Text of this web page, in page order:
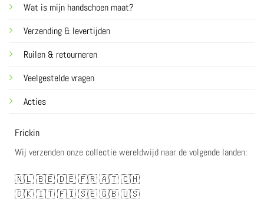
Wat is mijn handschoen maat?
Verzending & levertijden
Ruilen & retourneren
Veelgestelde vragen
Acties
Frickin
Wij verzenden onze collectie wereldwijd naar de volgende landen:
🇳🇱🇧🇪🇩🇪🇫🇷🇦🇹🇨🇭
🇩🇰🇮🇹🇫🇮🇸🇪🇬🇧🇺🇸